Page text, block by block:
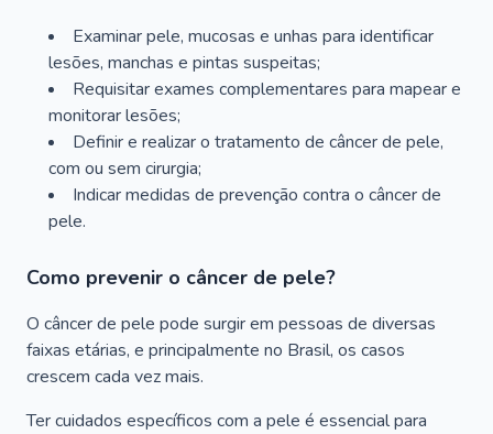
Examinar pele, mucosas e unhas para identificar
lesões, manchas e pintas suspeitas;
Requisitar exames complementares para mapear e
monitorar lesões;
Definir e realizar o tratamento de câncer de pele,
com ou sem cirurgia;
Indicar medidas de prevenção contra o câncer de
pele.
Como prevenir o câncer de pele?
O câncer de pele pode surgir em pessoas de diversas
faixas etárias, e principalmente no Brasil, os casos
crescem cada vez mais.
Ter cuidados específicos com a pele é essencial para